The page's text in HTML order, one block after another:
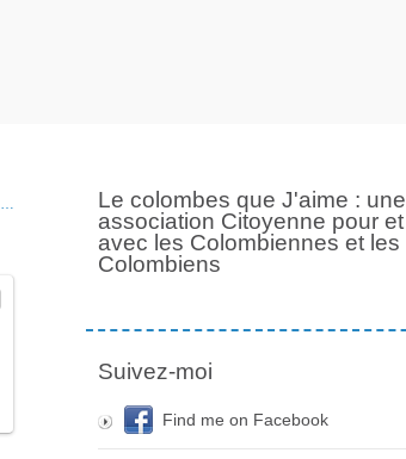
…
Le colombes que J'aime : une
association Citoyenne pour et
avec les Colombiennes et les
Colombiens
Suivez-moi
Find me on Facebook